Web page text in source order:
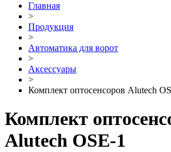
Главная
>
Продукция
>
Автоматика для ворот
>
Аксессуары
>
Комплект оптосенсоров Alutech
Комплект
Alutech OSE-1